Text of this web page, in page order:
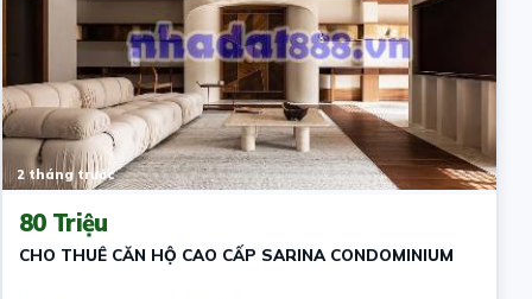
2 tháng trước
80 Triệu
CHO THUÊ CĂN HỘ CAO CẤP SARINA CONDOMINIUM